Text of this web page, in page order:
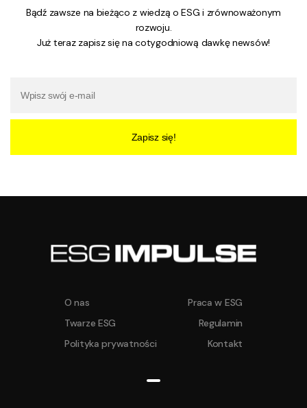
Bądź zawsze na bieżąco z wiedzą o ESG i zrównoważonym
rozwoju.
Już teraz zapisz się na cotygodniową dawkę newsów!
Zapisz się!
O nas
Praca w ESG
Twarze ESG
Regulamin
Polityka prywatności
Kontakt